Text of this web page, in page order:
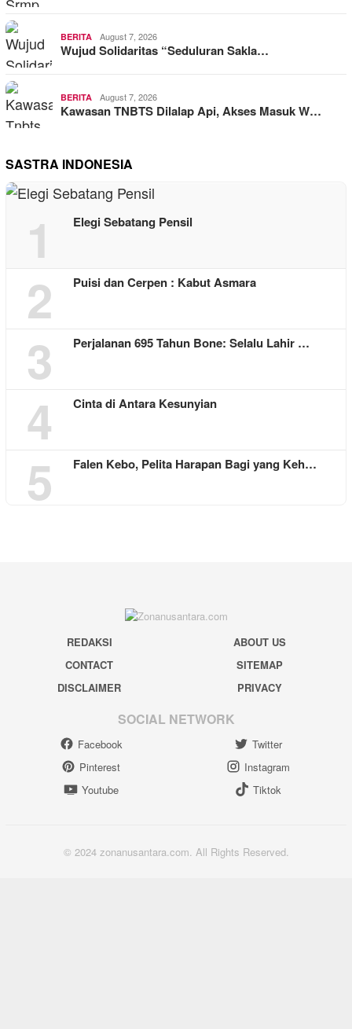
BERITA August 7, 2026
Wujud Solidaritas “Seduluran Sakla…
BERITA August 7, 2026
Kawasan TNBTS Dilalap Api, Akses Masuk W…
SASTRA INDONESIA
1 Elegi Sebatang Pensil
2 Puisi dan Cerpen : Kabut Asmara
3 Perjalanan 695 Tahun Bone: Selalu Lahir …
4 Cinta di Antara Kesunyian
5 Falen Kebo, Pelita Harapan Bagi yang Keh…
REDAKSI
ABOUT US
CONTACT
SITEMAP
DISCLAIMER
PRIVACY
SOCIAL NETWORK
Facebook
Twitter
Pinterest
Instagram
Youtube
Tiktok
© 2024 zonanusantara.com. All Rights Reserved.